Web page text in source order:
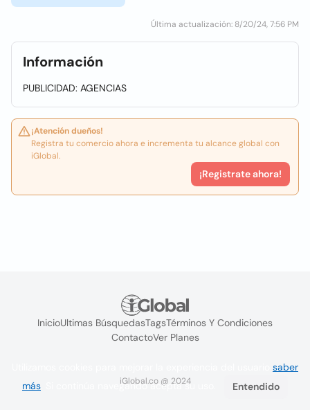
Última actualización: 8/20/24, 7:56 PM
Información
PUBLICIDAD: AGENCIAS
¡Atención dueños!
Registra tu comercio ahora e incrementa tu alcance global con
iGlobal.
¡Registrate ahora!
InicioUltimas BúsquedasTagsTérminos Y Condiciones
ContactoVer Planes
iGlobal.co @ 2024
saber
más . Si continúa navegando acepta su uso. Entendido